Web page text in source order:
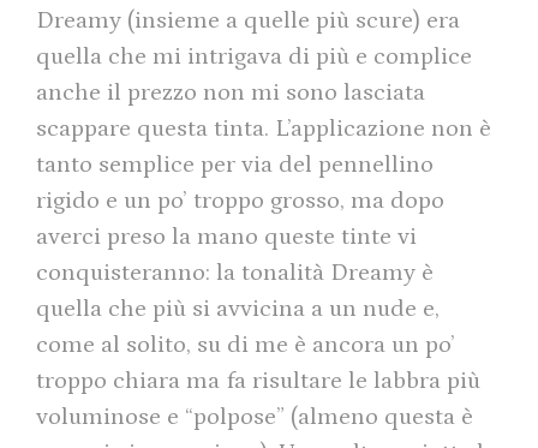
Dreamy (insieme a quelle più scure) era
quella che mi intrigava di più e complice
anche il prezzo non mi sono lasciata
scappare questa tinta. L’applicazione non è
tanto semplice per via del pennellino
rigido e un po’ troppo grosso, ma dopo
averci preso la mano queste tinte vi
conquisteranno: la tonalità Dreamy è
quella che più si avvicina a un nude e,
come al solito, su di me è ancora un po’
troppo chiara ma fa risultare le labbra più
voluminose e “polpose” (almeno questa è